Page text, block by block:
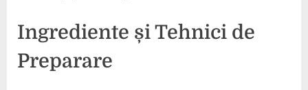
Ingrediente și Tehnici de
Preparare